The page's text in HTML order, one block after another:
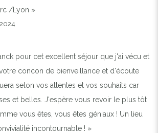
/Lyon »
pour cet excellent séjour que j'ai vécu et
concon de bienveillance et d'écoute
selon vos attentes et vos souhaits car
et belles. J'espère vous revoir le plus tôt
vous êtes, vous êtes géniaux ! Un lieu
incontournable ! »